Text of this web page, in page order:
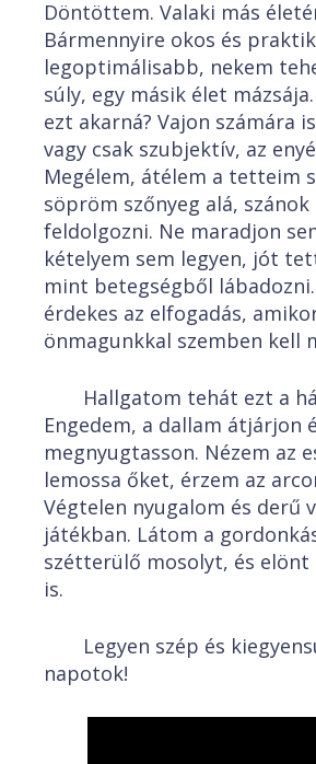
Döntöttem. Valaki más
Bármennyire okos és
legoptimálisabb, nekem
súly, egy másik élet
ezt akarná? Vajon számára
vagy csak szubjektív, az
Megélem, átélem a tetteim
söpröm szőnyeg alá,
feldolgozni. Ne maradjon
kételyem sem legyen, jót
mint betegségből
érdekes az elfogadás,
önmagunkkal szemben kell
Hallgatom tehát ezt a
Engedem, a dallam átjárjon
megnyugtasson. Nézem az
lemossa őket, érzem az
Végtelen nyugalom és derű
játékban. Látom a
szétterülő mosolyt, és elönt
is.
Legyen szép és
napotok!